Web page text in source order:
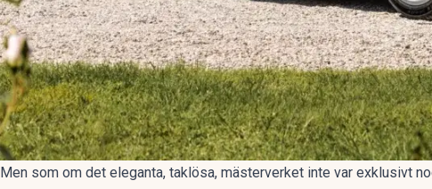
Men som om det eleganta, taklösa, mästerverket inte var exklusivt